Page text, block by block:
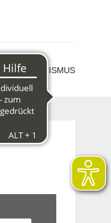
& TOURISMUS